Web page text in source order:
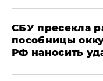
СБУ пресекла
пособницы
РФ наносить